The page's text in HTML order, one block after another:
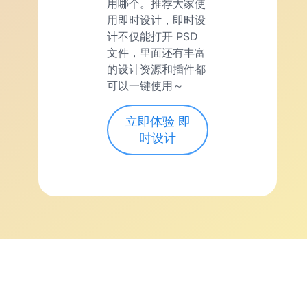
用哪个。推荐大家使
用即时设计，即时设
计不仅能打开 PSD
文件，里面还有丰富
的设计资源和插件都
可以一键使用～
立即体验 即
时设计